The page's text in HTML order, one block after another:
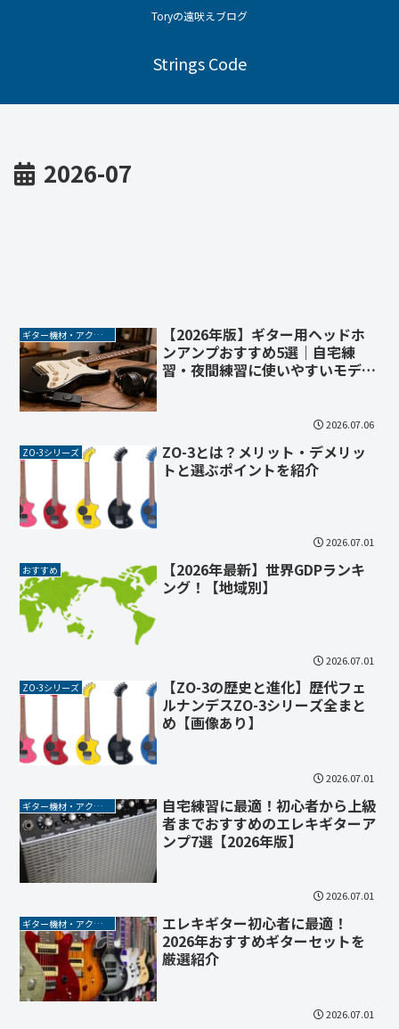
Toryの遠吠えブログ
Strings Code
2026-07
ギター機材・アクセサリー
【2026年版】ギター用ヘッドホ
ンアンプおすすめ5選｜自宅練
習・夜間練習に使いやすいモデル
2026.07.06
ZO-3シリーズ
ZO-3とは？メリット・デメリッ
トと選ぶポイントを紹介
2026.07.01
おすすめ
【2026年最新】世界GDPランキ
ング！【地域別】
2026.07.01
ZO-3シリーズ
【ZO-3の歴史と進化】歴代フェ
ルナンデスZO-3シリーズ全まと
め【画像あり】
2026.07.01
ギター機材・アクセサリー
自宅練習に最適！初心者から上級
者までおすすめのエレキギターア
ンプ7選【2026年版】
2026.07.01
ギター機材・アクセサリー
エレキギター初心者に最適！
2026年おすすめギターセットを
厳選紹介
2026.07.01